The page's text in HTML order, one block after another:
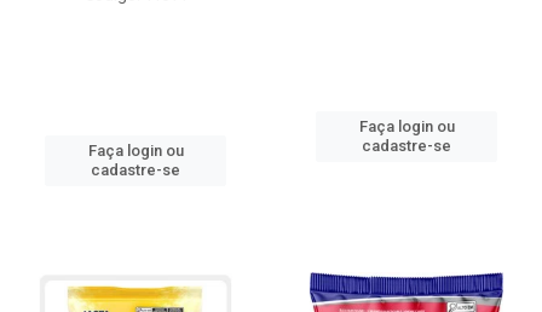
Faça login ou
cadastre-se
Faça login ou
cadastre-se